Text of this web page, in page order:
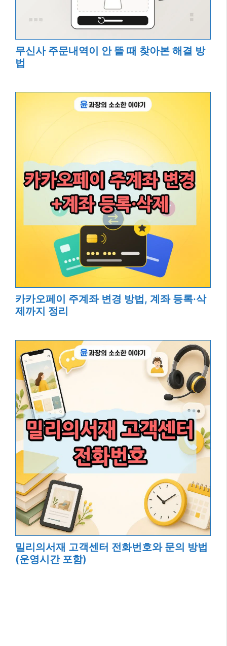
무신사 주문내역이 안 뜰 때 찾아본 해결 방
법
카카오페이 주계좌 변경 방법, 계좌 등록·삭
제까지 정리
밀리의서재 고객센터 전화번호와 문의 방법
(운영시간 포함)